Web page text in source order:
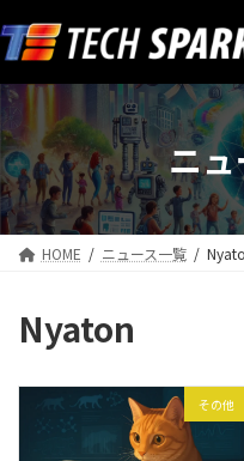
ン
テ
ン
ツ
へ
ス
キ
ッ
プ
ビ
ゲ
ー
シ
ョ
ン
に
移
動
ニ
HOME ニュース一覧
Nyaton
その他